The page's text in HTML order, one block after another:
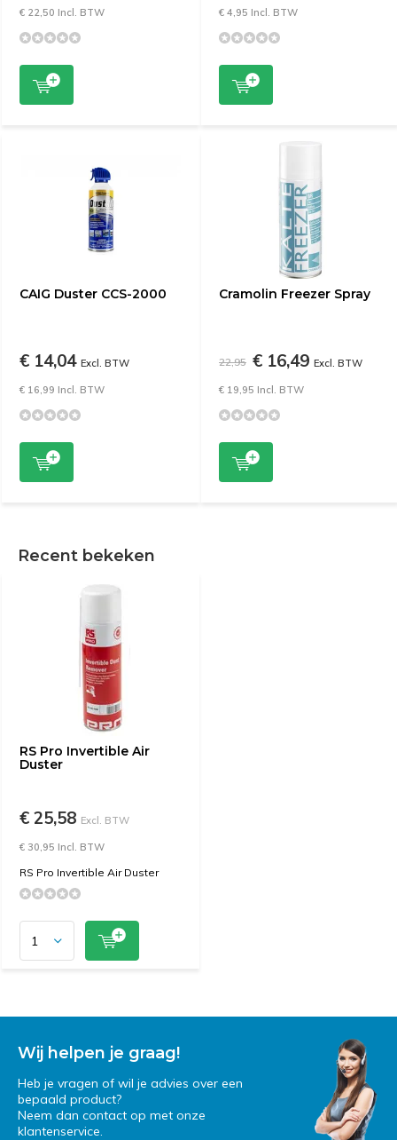
€ 22,50 Incl. BTW € 4,95 Incl. BTW
CAIG Duster CCS-2000
€ 14,04 Excl. BTW
€ 16,99 Incl. BTW
Cramolin Freezer Spray
22,95 € 16,49 Excl. BTW
€ 19,95 Incl. BTW
Recent bekeken
RS Pro Invertible Air
Duster
€ 25,58 Excl. BTW
€ 30,95 Incl. BTW
RS Pro Invertible Air Duster
Wij helpen je graag!
Heb je vragen of wil je advies over een
bepaald product?
Neem dan contact op met onze
klantenservice.